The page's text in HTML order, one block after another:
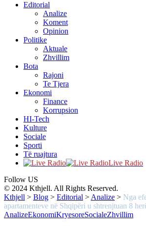
Editorial
Analize
Koment
Opinion
Politike
Aktuale
Zhvillim
Bota
Rajoni
Te Tjera
Ekonomi
Finance
Korrupsion
HI-Tech
Kulture
Sociale
Sporti
Të ruajtura
Live Radio
Follow US
© 2024 Kthjell. All Rights Reserved.
Kthjell > Blog > Editorial > Analize > Nga
apartamenteve në Shqipëri u shtrenjtuan 8
AnalizeEkonomiKryesoreSocialeZhvillim